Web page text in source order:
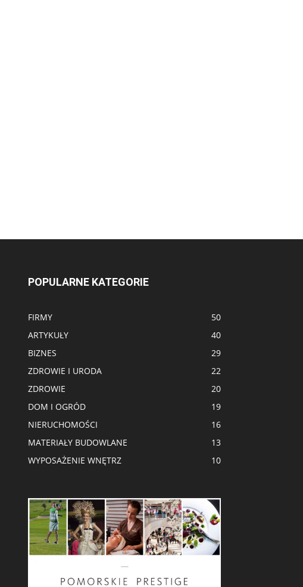
POPULARNE KATEGORIE
FIRMY
50
ARTYKUŁY
40
BIZNES
29
ZDROWIE I URODA
22
ZDROWIE
20
DOM I OGRÓD
19
NIERUCHOMOŚCI
16
MATERIAŁY BUDOWLANE
13
WYPOSAŻENIE WNĘTRZ
10